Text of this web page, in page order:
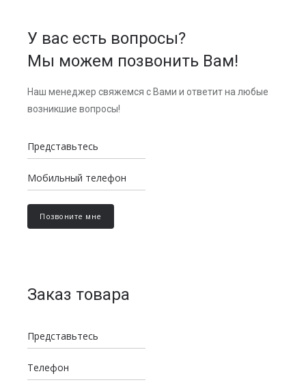
У вас есть вопросы?
Мы можем позвонить Вам!
Наш менеджер свяжемся с Вами и ответит на любые
возникшие вопросы!
Заказ товара